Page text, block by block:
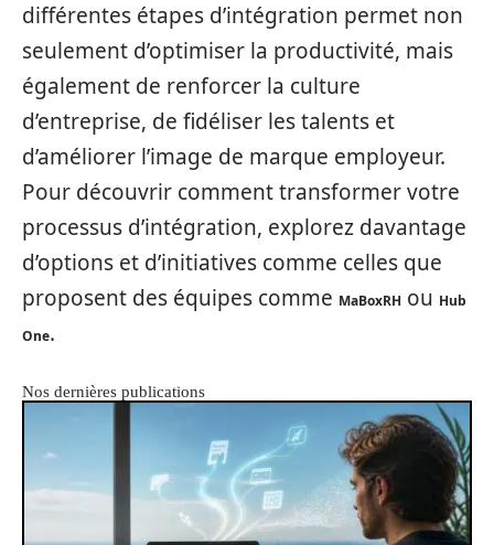
différentes étapes d’intégration permet non
seulement d’optimiser la productivité, mais
également de renforcer la culture
d’entreprise, de fidéliser les talents et
d’améliorer l’image de marque employeur.
Pour découvrir comment transformer votre
processus d’intégration, explorez davantage
d’options et d’initiatives comme celles que
proposent des équipes comme MaBoxRH ou Hub
One.
Nos dernières publications